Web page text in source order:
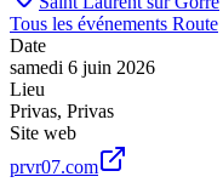
Tous les événements Route
Date
samedi 6 juin 2026
Lieu
Privas, Privas
Site web
prvr07.com